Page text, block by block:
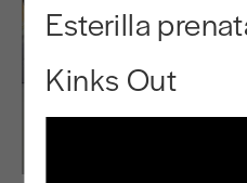
Esterilla
Kinks Out